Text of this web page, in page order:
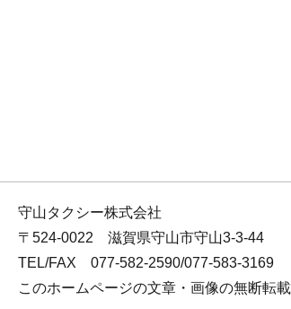
守山タクシー株式会社
〒524-0022 滋賀県守山市守山3-3-44
TEL/FAX 077-582-2590/077-583-3169
このホームページの文章・画像の無断転